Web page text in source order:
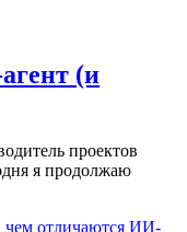
(и
проектов
я продолжаю
чем отличаются ИИ-